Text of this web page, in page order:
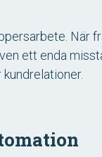
ett enda